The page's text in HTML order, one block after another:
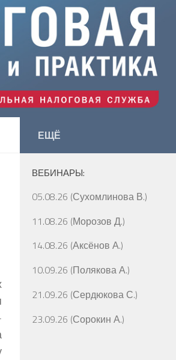
ЕЩЁ
ВЕБИНАРЫ:
05.08.26 (Сухомлинова В.)
11.08.26 (Морозов Д.)
14.08.26 (Аксёнов А.)
10.09.26 (Полякова А.)
21.09.26 (Сердюкова С.)
23.09.26 (Сорокин А.)